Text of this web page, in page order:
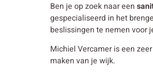
Ben je op zoek naar een
gespecialiseerd in het
beslissingen te nemen voor
Michiel Vercamer is een
maken van je wijk.